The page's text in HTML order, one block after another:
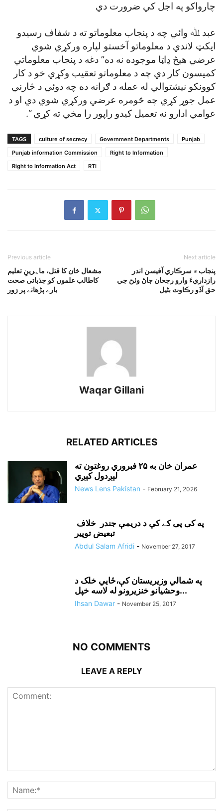
چارواکو په اجل کي ضرورت دي
عبد ﷲ وائي چه د پنجاب معلوماتو ته د شفاف رسيدو
ايکټ لاندي د معلوماتو آخستو لپاره ورکړي شوي
عرضي هيڅ ډاټا موجوده نه ده” دغه د پنجاب معلوماتي
کميسون کار دي چه د معلوماتو تعقيب وکړي خو د کار
کوونکو نيشتوالي له عمله د ګرانه ده چه دوئي د څارني
عمل جوړ کړي چه څومره عرضي ورکړي شوي دي او د
عوامي ادارو نه تعميل کيدو راپور را مخي ته کړي “.
TAGS culture of secrecy Government Departments
Punjab
Punjab information Commission
Right to Information
Right to Information Act
RTI
Previous article
مشعال خان کا قتل، ماہرینِ تعلیم
کاطالب علموں کو جذباتی صحت
بارے پڑھانے پر زور
Next article
پنجاب ۾ سرڪاري آفيسن اندر
رازداريءَ وارو رجحان ڄاڻ وٺڻ جي
حق آڏو رڪاوٽ بڻيل
Waqar Gillani
RELATED ARTICLES
عمران خان به ۲۵ فبروري روغتون ته
لېږدول کېږي
News Lens Pakistan - February 21, 2026
په کی پی کے کې د دريمې جندر خلاف
تبعيض توپير
Abdul Salam Afridi - November 27, 2017
په شمالي وزيريستان کې،ځايي خلک د
وحشيانو خنزيرونو له لاسه خپل...
Ihsan Dawar - November 25, 2017
NO COMMENTS
LEAVE A REPLY